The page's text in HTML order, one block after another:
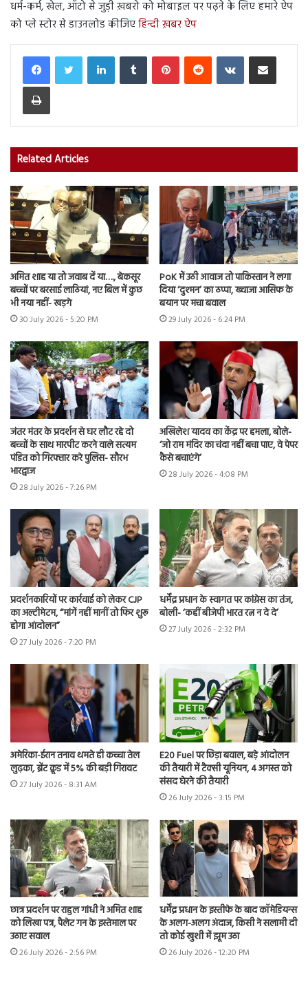
धर्म-कर्म, खेल, ऑटो से जुड़ी ख़बरो को मोबाइल पर पढ़ने के लिए हमारे ऐप
को प्ले स्टोर से डाउनलोड कीजिएहिन्दी ख़बर ऐप
LinkedInTumblr PinterestReddit VKontakteShare via Email
Print
Related Articles
अमित शाह या तो जवाब दें या…., बेकसूर
बच्चों पर बरसाई लाठियां, नए बिल में कुछ
भी नया नहीं- खड़गे
30 July 2026 - 5:20 PM
PoK में उठी आवाज तो पाकिस्तान ने लगा
दिया ‘दुश्मन’ का ठप्पा, ख्वाजा आसिफ के
बयान पर मचा बवाल
29 July 2026 - 6:24 PM
जंतर मंतर के प्रदर्शन से घर लौट रहे दो
बच्चों के साथ मारपीट करने वाले सत्यम
पंडित को गिरफ्तार करे पुलिस- सौरभ
भारद्वाज
28 July 2026 - 7:26 PM
अखिलेश यादव का केंद्र पर हमला, बोले-
‘जो राम मंदिर का चंदा नहीं बचा पाए, वे पेपर
कैसे बचाएंगे’
28 July 2026 - 4:08 PM
प्रदर्शनकारियों पर कार्रवाई को लेकर CJP
का अल्टीमेटम, “मांगें नहीं मानीं तो फिर शुरू
होगा आंदोलन”
27 July 2026 - 7:20 PM
धर्मेंद्र प्रधान के स्वागत पर कांग्रेस का तंज,
बोली- ‘कहीं बीजेपी भारत रत्न न दे दे’
27 July 2026 - 2:32 PM
अमेरिका-ईरान तनाव थमते ही कच्चा तेल
लुढ़का, ब्रेंट क्रूड में 5% की बड़ी गिरावट
27 July 2026 - 8:31 AM
E20 Fuel पर छिड़ा बवाल, बड़े आंदोलन
की तैयारी में टैक्सी यूनियन, 4 अगस्त को
संसद घेरने की तैयारी
26 July 2026 - 3:15 PM
छात्र प्रदर्शन पर राहुल गांधी ने अमित शाह
को लिखा पत्र, पैलेट गन के इस्तेमाल पर
उठाए सवाल
26 July 2026 - 2:56 PM
धर्मेंद्र प्रधान के इस्तीफे के बाद कॉमेडियन्स
के अलग-अलग अंदाज, किसी ने सलामी दी
तो कोई खुशी में झूम उठा
26 July 2026 - 12:20 PM